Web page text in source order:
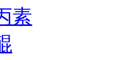
素